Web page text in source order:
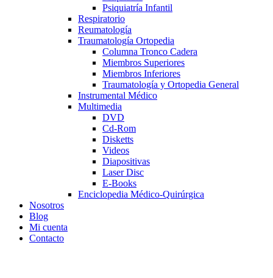
Psiquiatría Infantil
Respiratorio
Reumatología
Traumatología Ortopedia
Columna Tronco Cadera
Miembros Superiores
Miembros Inferiores
Traumatología y Ortopedia General
Instrumental Médico
Multimedia
DVD
Cd-Rom
Disketts
Videos
Diapositivas
Laser Disc
E-Books
Enciclopedia Médico-Quirúrgica
Nosotros
Blog
Mi cuenta
Contacto